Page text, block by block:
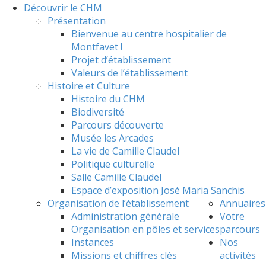
Découvrir le CHM
Présentation
Bienvenue au centre hospitalier de
Montfavet !
Projet d’établissement
Valeurs de l’établissement
Histoire et Culture
Histoire du CHM
Biodiversité
Parcours découverte
Musée les Arcades
La vie de Camille Claudel
Politique culturelle
Salle Camille Claudel
Espace d’exposition José Maria Sanchis
Organisation de l’établissement
Administration générale
Organisation en pôles et services
Instances
Missions et chiffres clés
Annuaires
Votre
parcours
Nos
activités